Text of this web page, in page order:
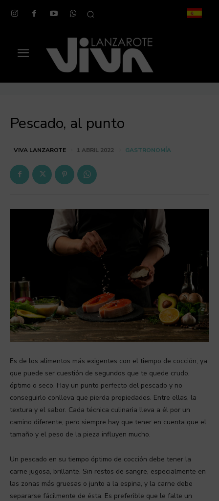
Pescado, al punto
VIVA LANZAROTE 1 ABRIL 2022 GASTRONOMÍA
Es de los alimentos más exigentes con el tiempo de cocción, ya
que puede ser cuestión de segundos que te quede crudo,
óptimo o seco. Hay un punto perfecto del pescado y no
conseguirlo conlleva que pierda propiedades. Entre ellas, la
textura y el sabor. Cada técnica culinaria lleva a él por un
camino diferente, pero siempre hay que tener en cuenta que el
tamaño y el peso de la pieza influyen mucho.
Un pescado en su tiempo óptimo de cocción debe tener la
carne jugosa, brillante. Sin restos de sangre, especialmente en
las zonas más gruesas o junto a la espina, y la carne debe
separarse fácilmente de ésta. Es preferible que le falte un